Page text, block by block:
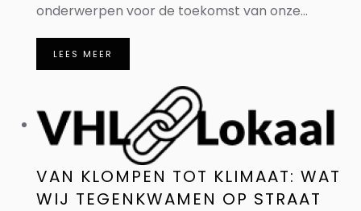
onderwerpen voor de toekomst van onze...
LEES MEER
VAN KLOMPEN TOT KLIMAAT: WAT
WIJ TEGENKWAMEN OP STRAAT